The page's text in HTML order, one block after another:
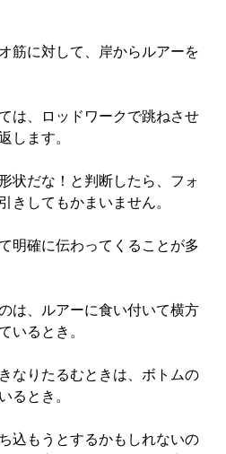
筋に対して、岸からルアーを
は、ロッドワークで跳ねさせ
します。
状だな！と判断したら、フォ
きしてもかまいません。
明確に伝わってくることが多
は、ルアーに食い付いて横方
いるとき。
なりたるむときは、ボトムの
るとき。
込もうとするかもしれないの